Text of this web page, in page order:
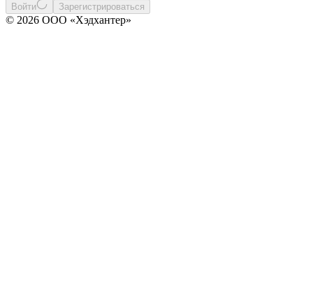
Войти Зарегистрироваться
© 2026 ООО «Хэдхантер»